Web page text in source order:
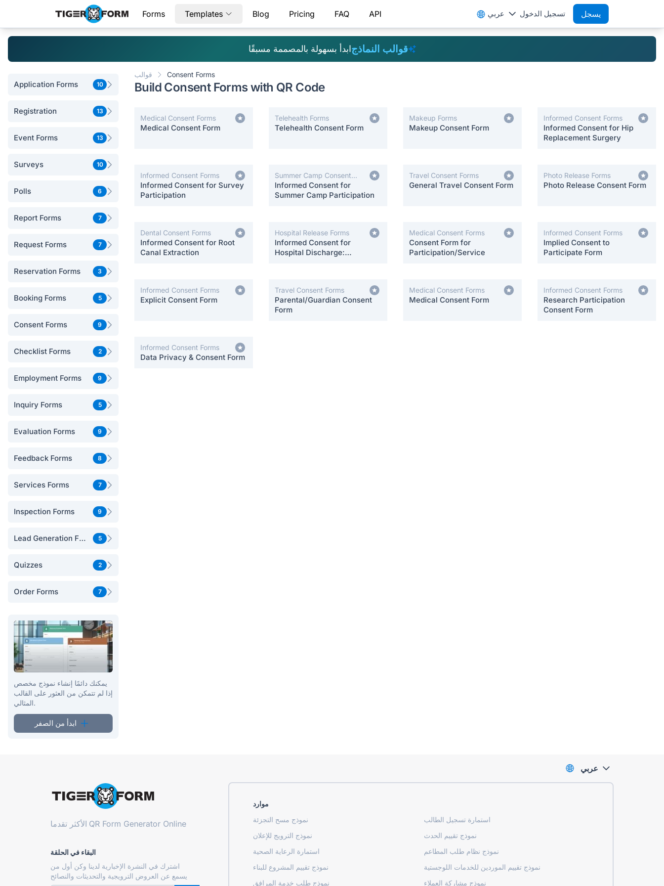
Forms Templates Blog Pricing FAQ API عربي تسجيل الدخول يسجل
ابدأ بسهولة بالمصممة مسبقًاقوالب النماذج
Application Forms 10
Registration 13
Event Forms 13
Surveys 10
Polls 6
Report Forms 7
Request Forms 7
Reservation Forms 3
Booking Forms 5
Consent Forms 9
Checklist Forms 2
Employment Forms 9
Inquiry Forms 5
Evaluation Forms 9
Feedback Forms 8
Services Forms 7
Inspection Forms 9
Lead Generation Forms 5
Quizzes 2
Order Forms 7
يمكنك دائمًا إنشاء نموذج مخصص
إذا لم تتمكن من العثور على القالب
المثالي.
ابدأ من الصفر
قوالب Consent Forms
Build Consent Forms with QR Code
Medical Consent Forms
Medical Consent Form
Telehealth Forms
Telehealth Consent Form
Makeup Forms
Makeup Consent Form
Informed Consent Forms
Informed Consent for Hip
Replacement Surgery
Informed Consent Forms
Informed Consent for Survey
Participation
Summer Camp Consent
Forms
Informed Consent for
Summer Camp Participation
Travel Consent Forms
General Travel Consent Form
Photo Release Forms
Photo Release Consent Form
Dental Consent Forms
Informed Consent for Root
Canal Extraction
Hospital Release Forms
Informed Consent for
Hospital Discharge:
Medical Consent Forms
Consent Form for
Participation/Service
Informed Consent Forms
Implied Consent to
Participate Form
Informed Consent Forms
Explicit Consent Form
Travel Consent Forms
Parental/Guardian Consent
Form
Medical Consent Forms
Medical Consent Form
Informed Consent Forms
Research Participation
Consent Form
Informed Consent Forms
Data Privacy & Consent Form
الأكثر تقدما QR Form Generator Online
البقاء في الحلقة
اشترك في النشرة الإخبارية لدينا وكن أول من
يسمع عن العروض الترويجية والتحديثات والنصائح
موارد
نموذج مسح التجزئة
استمارة تسجيل الطالب
نموذج الترويج للإعلان
نموذج تقييم الحدث
استمارة الرعاية الصحية
نموذج نظام طلب المطاعم
نموذج تقييم المشروع للبناء
نموذج تقييم الموردين للخدمات اللوجستية
نموذج طلب خدمة المرافق
نموذج مشاركة العملاء
عربي